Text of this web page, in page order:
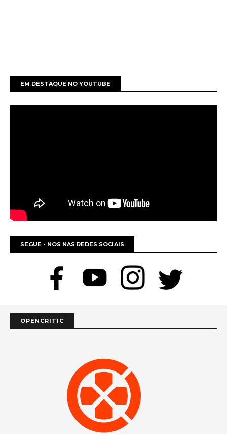
EM DESTAQUE NO YOUTUBE
SEGUE - NOS NAS REDES SOCIAIS
OPENCRITIC